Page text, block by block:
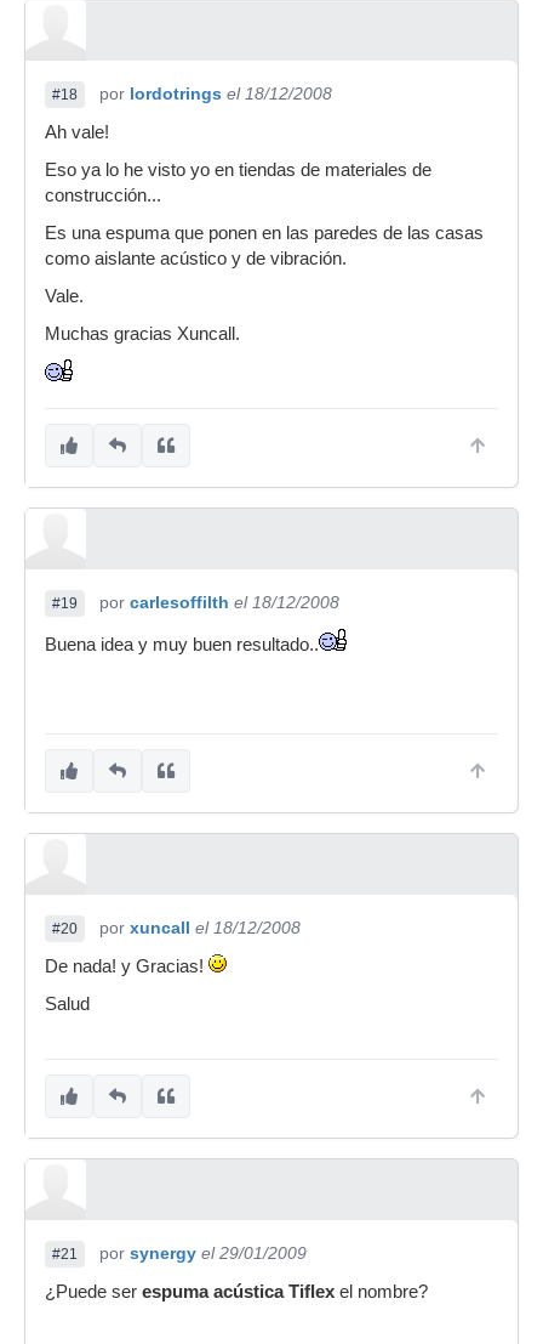
#18 por lordotrings el 18/12/2008
Ah vale!
Eso ya lo he visto yo en tiendas de materiales de
construcción...
Es una espuma que ponen en las paredes de las casas
como aislante acústico y de vibración.
Vale.
Muchas gracias Xuncall.
#19 por carlesoffilth el 18/12/2008
Buena idea y muy buen resultado..
#20 por xuncall el 18/12/2008
De nada! y Gracias!
Salud
#21 por synergy el 29/01/2009
¿Puede ser espuma acústica Tiflex el nombre?